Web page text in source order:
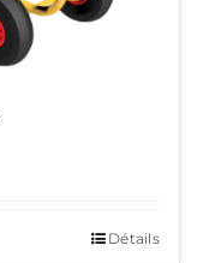
Détails